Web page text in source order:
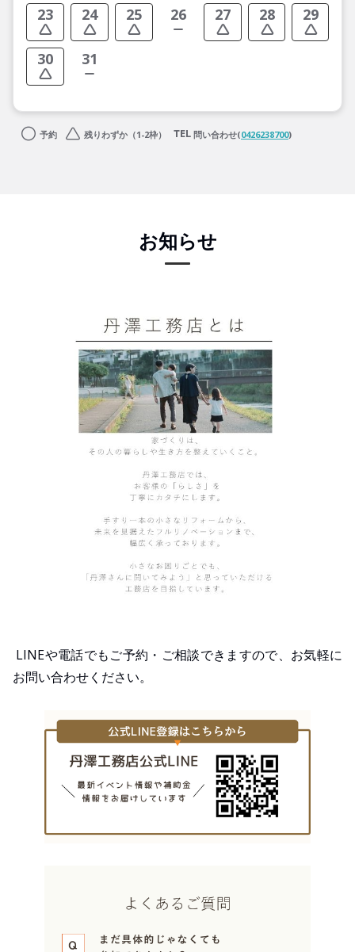
23 24 25 26 27 28 29
30 31
予約 残りわずか（1-2枠） 問い合わせ(0426238700)
お知らせ
LINEや電話でもご予約・ご相談できますので、お気軽に
お問い合わせください。